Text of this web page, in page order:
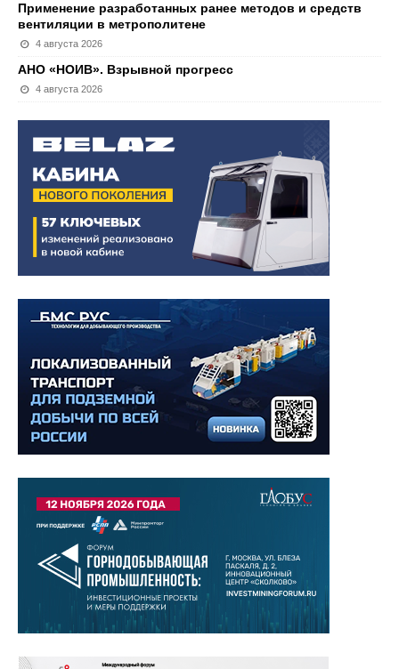
Применение разработанных ранее методов и средств
вентиляции в метрополитене
4 августа 2026
АНО «НОИВ». Взрывной прогресс
4 августа 2026